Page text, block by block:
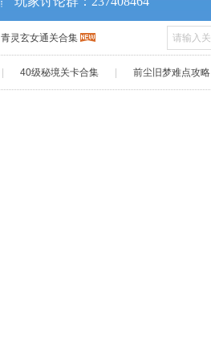
青灵玄女通关合集
40级秘境关卡合集 前尘旧梦难点攻略